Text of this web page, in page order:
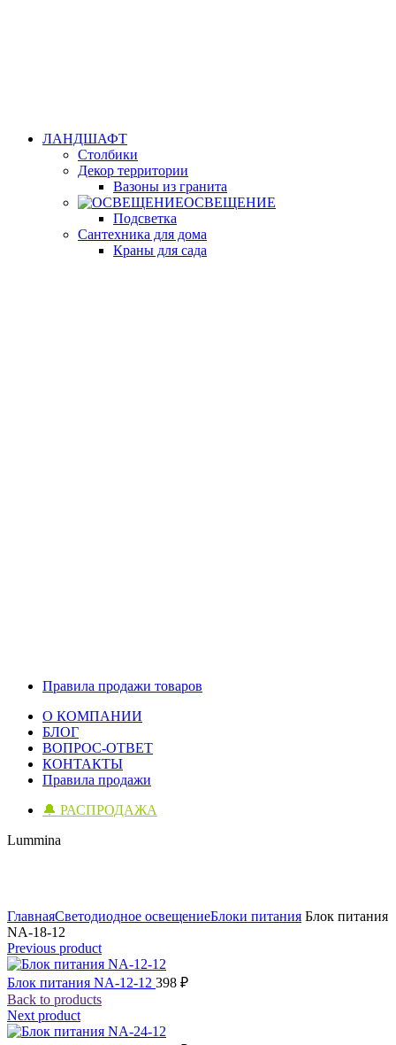
ЛАНДШАФТ
Столбики
Декор территории
Вазоны из гранита
ОСВЕЩЕНИЕ
Подсветка
Сантехника для дома
Краны для сада
Правила продажи товаров
О КОМПАНИИ
БЛОГ
ВОПРОС-ОТВЕТ
КОНТАКТЫ
Правила продажи
🔔 РАСПРОДАЖА
Lummina
ГлавнаяСветодиодное освещениеБлоки питания Блок питания
NA-18-12
Previous product
Блок питания NA-12-12 398 ₽
Back to products
Next product